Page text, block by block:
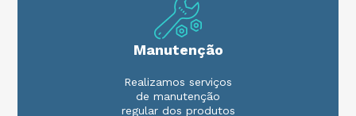
Manutenção
Realizamos serviços
de manutenção
regular dos produtos